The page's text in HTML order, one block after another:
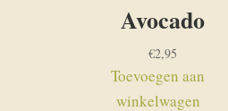
Avocado
€2,95
Toevoegen aan
winkelwagen